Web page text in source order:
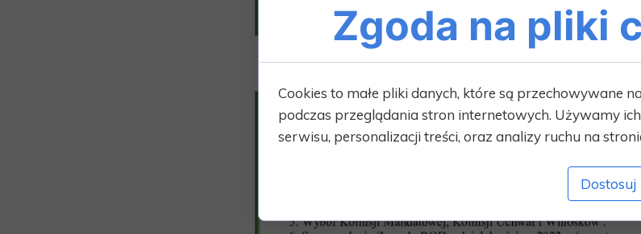
Zgoda na pliki
Cookies to małe pliki danych, które są przechowywane
podczas przeglądania stron internetowych. Używamy
serwisu, personalizacji treści, oraz analizy ruchu na
Dostosuj